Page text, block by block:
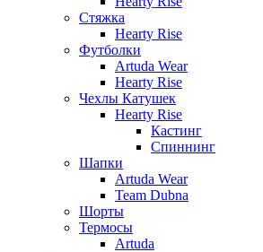
Стяжка
Hearty Rise
Футболки
Artuda Wear
Hearty Rise
Чехлы Катушек
Hearty Rise
Кастинг
Спиннинг
Шапки
Artuda Wear
Team Dubna
Шорты
Термосы
Artuda